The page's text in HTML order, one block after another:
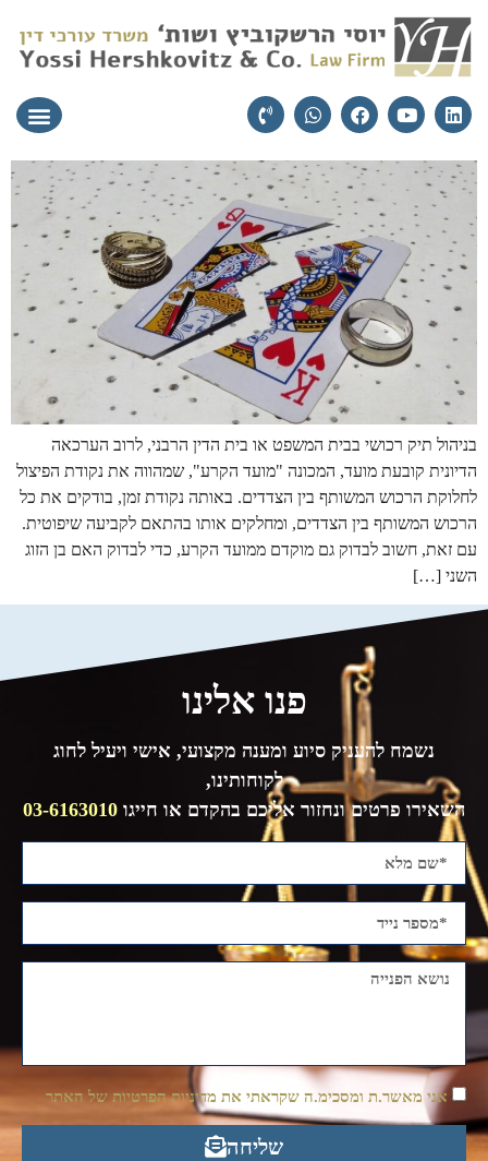
בניהול תיק רכושי בבית המשפט או בית הדין הרבני, לרוב הערכאה
הדיונית קובעת מועד, המכונה "מועד הקרע", שמהווה את נקודת הפיצול
לחלוקת הרכוש המשותף בין הצדדים. באותה נקודת זמן, בודקים את כל
הרכוש המשותף בין הצדדים, ומחלקים אותו בהתאם לקביעה שיפוטית.
עם זאת, חשוב לבדוק גם מוקדם ממועד הקרע, כדי לבדוק האם בן הזוג
השני […]
פנו אלינו
נשמח להעניק סיוע ומענה מקצועי, אישי ויעיל לחוג
לקוחותינו,
השאירו פרטים ונחזור אליכם בהקדם או חייגו 03-6163010
אני מאשר.ת ומסכימ.ה שקראתי את מדיניות הפרטיות של האתר
שליחה